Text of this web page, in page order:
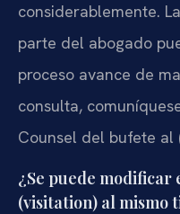
considerablemente.
parte del abogado
proceso avance de
consulta,
Counsel del bufete al
¿Se puede
(visitation) al mismo